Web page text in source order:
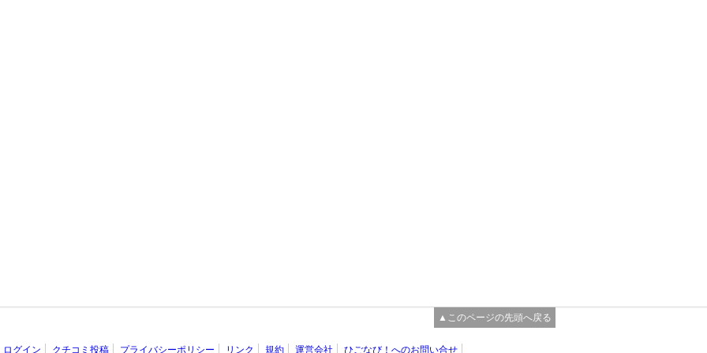
▲このページの先頭へ戻る
ログイン クチコミ投稿 プライバシーポリシー リンク 規約 運営会社 ひごなび！へのお問い合せ